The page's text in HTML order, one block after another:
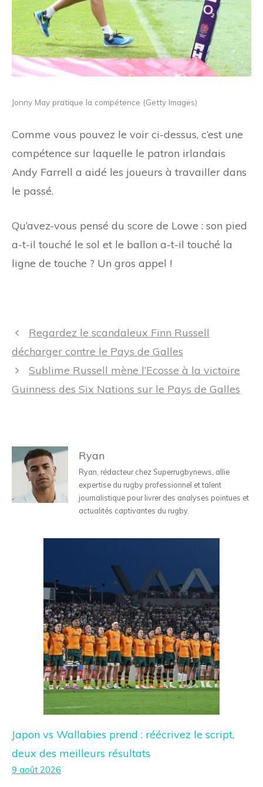
Jonny May pratique la compétence (Getty Images)
Comme vous pouvez le voir ci-dessus, c’est une
compétence sur laquelle le patron irlandais
Andy Farrell a aidé les joueurs à travailler dans
le passé.
Qu’avez-vous pensé du score de Lowe : son pied
a-t-il touché le sol et le ballon a-t-il touché la
ligne de touche ? Un gros appel !
Navigation
des
Regardez le scandaleux Finn Russell
décharger contre le Pays de Galles
Sublime Russell mène l’Ecosse à la victoire
Guinness des Six Nations sur le Pays de Galles
Ryan
Ryan, rédacteur chez Superrugbynews, allie
expertise du rugby professionnel et talent
journalistique pour livrer des analyses pointues et
actualités captivantes du rugby.
Japon vs Wallabies prend : réécrivez le script,
deux des meilleurs résultats
9 août 2026